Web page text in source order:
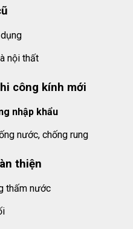
nội thất
công kính mới
nhập khẩu
nước, chống rung
thiện
thấm nước